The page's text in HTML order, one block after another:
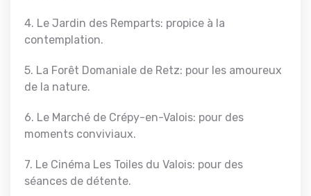
4. Le Jardin des Remparts: propice à la
contemplation.
5. La Forêt Domaniale de Retz: pour les amoureux
de la nature.
6. Le Marché de Crépy-en-Valois: pour des
moments conviviaux.
7. Le Cinéma Les Toiles du Valois: pour des
séances de détente.